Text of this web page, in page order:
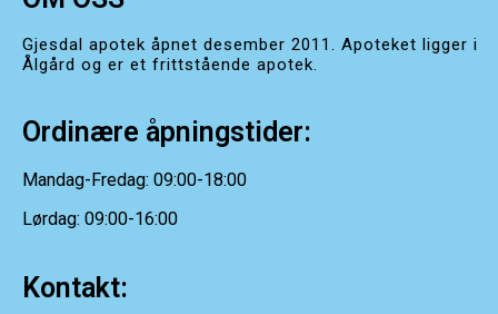
Gjesdal apotek åpnet desember 2011. Apoteket ligger i
Ålgård og er et frittstående apotek.
Ordinære åpningstider:
Mandag-Fredag: 09:00-18:00
Lørdag: 09:00-16:00
Kontakt: